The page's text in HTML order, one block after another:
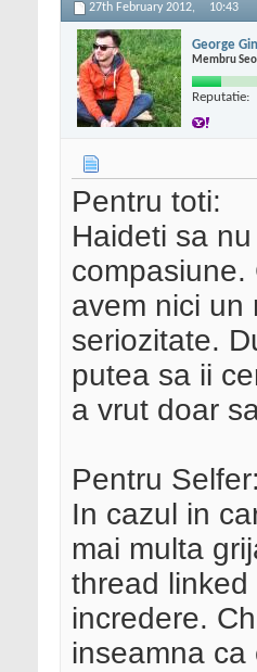
27th February 2012, 10:43
George
Membru
Reputatie:
Pentru toti:
Haideti sa
avem nici un
seriozitate.
putea sa ii
a vrut doar
Pentru Selfer:
In cazul in
mai multa
thread
incredere.
inseamna